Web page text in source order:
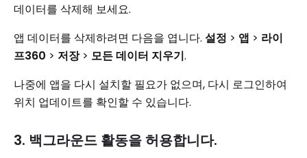
데이터를 삭제해 보세요.
앱 데이터를 삭제하려면 다음을 엽니다. 설정 > 앱 > 라이
프360 > 저장> 모든 데이터 지우기.
나중에 앱을 다시 설치할 필요가 없으며, 다시 로그인하여
위치 업데이트를 확인할 수 있습니다.
3. 백그라운드 활동을 허용합니다.